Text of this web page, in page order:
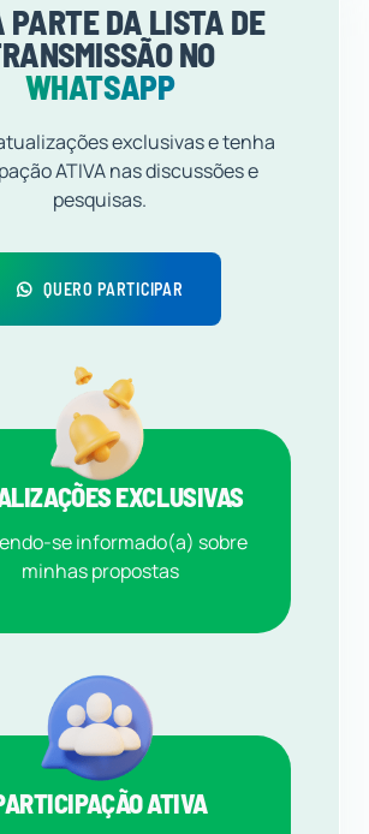
PARTE DA LISTA DE
NO
WHATSAPP
exclusivas e tenha
ATIVA nas discussões e
pesquisas.
QUERO PARTICIPAR
EXCLUSIVAS
se informado(a) sobre
minhas propostas
ATIVA